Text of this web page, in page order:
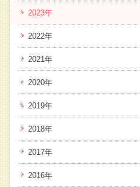
2023年
2022年
2021年
2020年
2019年
2018年
2017年
2016年